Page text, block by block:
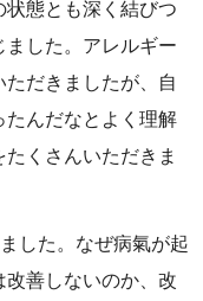
状態とも深く結びつ
した。アレルギー
だきましたが、自
たんだなとよく理解
くさんいただきま
した。なぜ病氣が起
改善しないのか、改